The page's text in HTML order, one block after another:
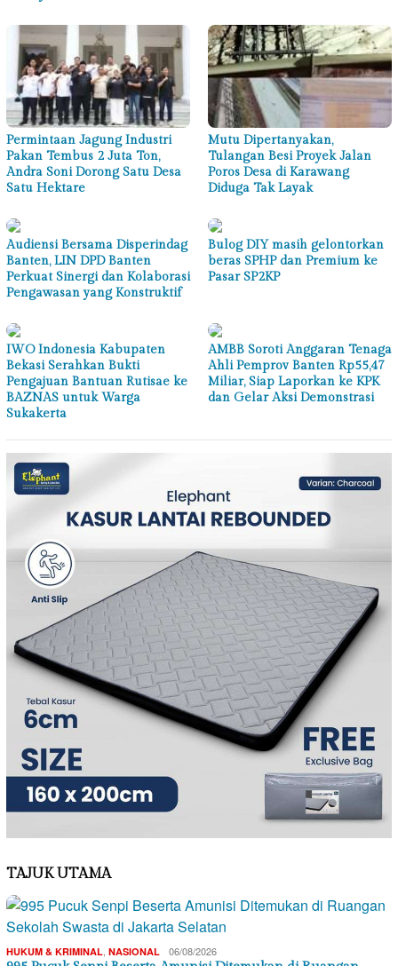
Permintaan Jagung Industri
Pakan Tembus 2 Juta Ton,
Andra Soni Dorong Satu Desa
Satu Hektare
Mutu Dipertanyakan,
Tulangan Besi Proyek Jalan
Poros Desa di Karawang
Diduga Tak Layak
Audiensi Bersama Disperindag
Banten, LIN DPD Banten
Perkuat Sinergi dan Kolaborasi
Pengawasan yang Konstruktif
Bulog DIY masih gelontorkan
beras SPHP dan Premium ke
Pasar SP2KP
IWO Indonesia Kabupaten
Bekasi Serahkan Bukti
Pengajuan Bantuan Rutisae ke
BAZNAS untuk Warga
Sukakerta
AMBB Soroti Anggaran Tenaga
Ahli Pemprov Banten Rp55,47
Miliar, Siap Laporkan ke KPK
dan Gelar Aksi Demonstrasi
TAJUK UTAMA
HUKUM & KRIMINAL NASIONAL 06/08/2026